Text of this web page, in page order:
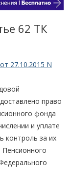
62 TК
27.10.2015 N
право
фонда
и уплате
контроль за их